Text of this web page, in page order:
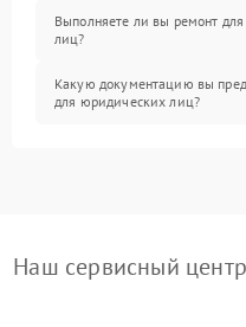
Выполняете ли вы ремонт
лиц?
Какую документацию вы
для юридических лиц?
Наш сервисный